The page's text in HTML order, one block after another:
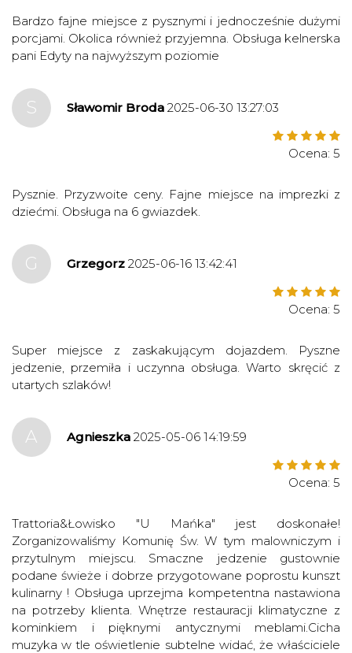
Bardzo fajne miejsce z pysznymi i jednocześnie dużymi
porcjami. Okolica również przyjemna. Obsługa kelnerska
pani Edyty na najwyższym poziomie
S Sławomir Broda 2025-06-30 13:27:03
Ocena: 5
Pysznie. Przyzwoite ceny. Fajne miejsce na imprezki z
dziećmi. Obsługa na 6 gwiazdek.
G Grzegorz 2025-06-16 13:42:41
Ocena: 5
Super miejsce z zaskakującym dojazdem. Pyszne
jedzenie, przemiła i uczynna obsługa. Warto skręcić z
utartych szlaków!
A Agnieszka 2025-05-06 14:19:59
Ocena: 5
Trattoria&Łowisko "U Mańka" jest doskonałe!
Zorganizowaliśmy Komunię Św. W tym malowniczym i
przytulnym miejscu. Smaczne jedzenie gustownie
podane świeże i dobrze przygotowane poprostu kunszt
kulinarny ! Obsługa uprzejma kompetentna nastawiona
na potrzeby klienta. Wnętrze restauracji klimatyczne z
kominkiem i pięknymi antycznymi meblami.Cicha
muzyka w tle oświetlenie subtelne widać, że właściciele